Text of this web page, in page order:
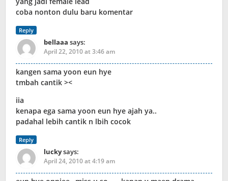
coba nonton dulu baru komentar
Reply
bellaaa says:
April 22, 2010 at 3:46 am
kangen sama yoon eun hye
tmbah cantik ><
iia
kenapa ega sama yoon eun hye ajah ya..
padahal lebih cantik n lbih cocok
Reply
luckysays:
April 24, 2010 at 4:19 am